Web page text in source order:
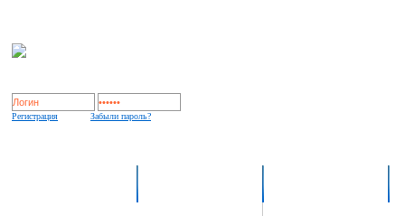
Регистрация Забыли пароль?